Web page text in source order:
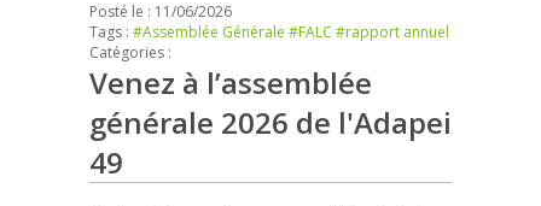
Posté le : 11/06/2026
Tags : #Assemblée Générale #FALC #rapport annuel
Catégories :
Venez à l’assemblée
générale 2026 de l'Adapei
49